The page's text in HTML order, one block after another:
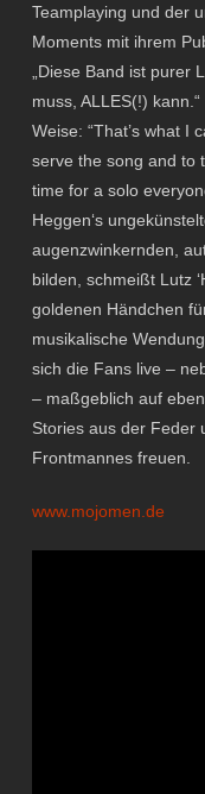
Teamplaying und der
Moments mit ihrem
„Diese Band ist purer
muss, ALLES(!)
Weise: “That’s what I
serve the song and to
time for a solo
Heggen‘s
augenzwinkernden,
bilden, schmeißt Lutz
goldenen Händchen
musikalische
sich die Fans live –
– maßgeblich auf
Stories aus der Feder
Frontmannes freuen.
www.mojomen.de